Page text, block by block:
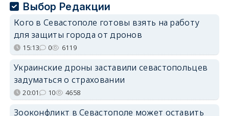
Выбор Редакции
Кого в Севастополе готовы взять на работу
для защиты города от дронов
15:13 0 6119
Украинские дроны заставили севастопольцев
задуматься о страховании
20:01 10 4658
Зооконфликт в Севастополе может оставить